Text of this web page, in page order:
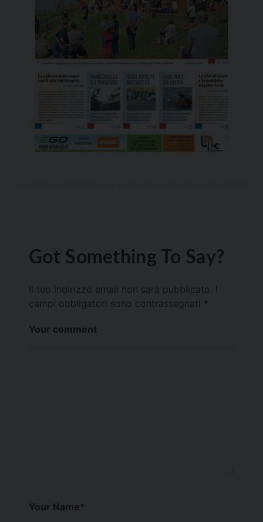
Got Something To Say?
Il tuo indirizzo email non sarà pubblicato.
campi obbligatori sono contrassegnati *
Your comment
Your Name*